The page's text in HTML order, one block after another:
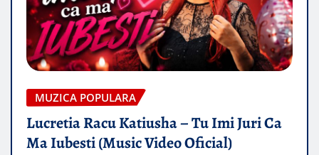
MUZICA POPULARA
Lucretia Racu Katiusha – Tu Imi Juri Ca
Ma Iubesti (Music Video Oficial)